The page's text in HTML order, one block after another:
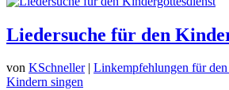
Liedersuche für den
von KSchneller| Linkempfehlungen für
Kindern singen